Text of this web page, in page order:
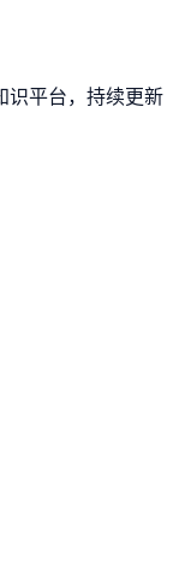
识平台，持续更新